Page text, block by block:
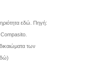
εδώ. Πηγή:
των